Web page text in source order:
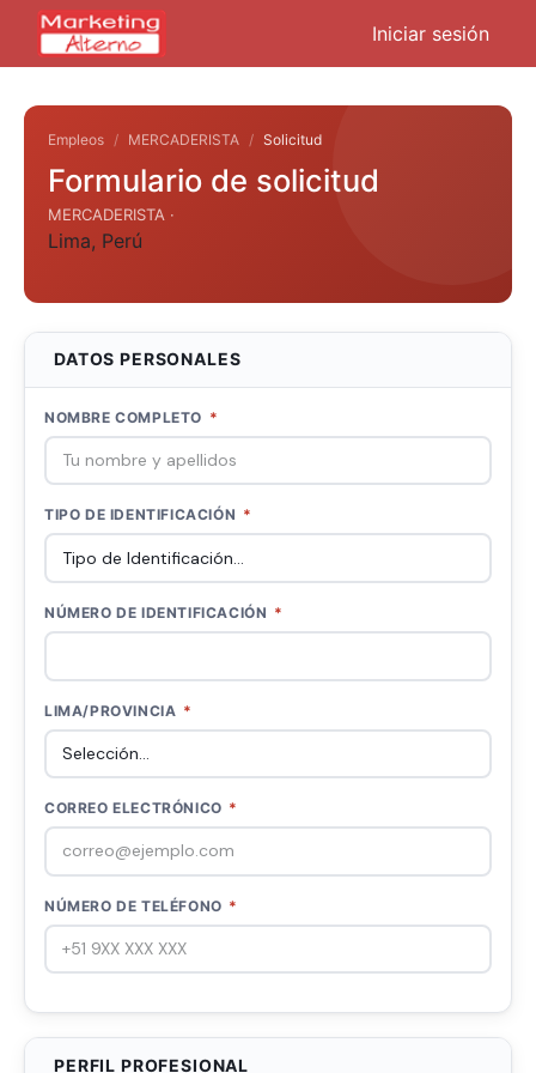
Iniciar sesión
Empleos MERCADERISTA Solicitud
Formulario de solicitud
MERCADERISTA ·
Lima, Perú
DATOS PERSONALES
NOMBRE COMPLETO *
TIPO DE IDENTIFICACIÓN *
NÚMERO DE IDENTIFICACIÓN *
LIMA/PROVINCIA *
CORREO ELECTRÓNICO *
NÚMERO DE TELÉFONO *
PERFIL PROFESIONAL